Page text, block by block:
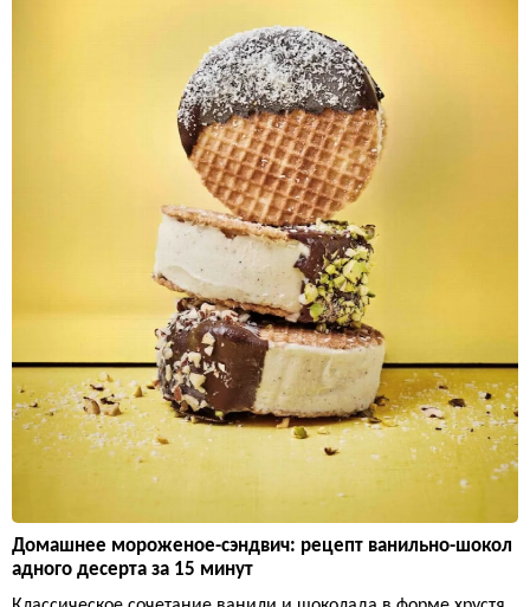
Домашнее мороженое-сэндвич: рецепт ванильно-шокол
адного десерта за 15 минут